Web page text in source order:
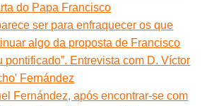
do Papa Francisco
ser para enfraquecer os que
algo da proposta de Francisco
pontificado”. Entrevista com D. Víctor
Fernández
Fernández, após encontrar-se com